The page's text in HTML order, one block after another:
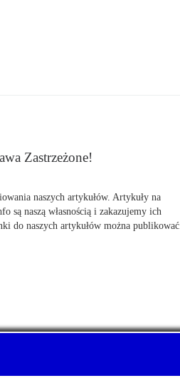
Zastrzeżone!
naszych artykułów. Artykuły na
są naszą własnością i zakazujemy ich
do naszych artykułów można publikować.
swoje nasiona marihuany, konopi.